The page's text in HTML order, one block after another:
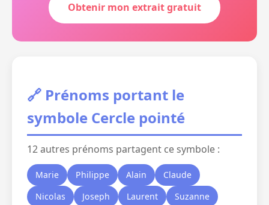
Obtenir mon extrait gratuit
🔗 Prénoms portant le
symbole Cercle pointé
12 autres prénoms partagent ce symbole :
Marie Philippe Alain
Claude
Nicolas
Joseph Laurent
Suzanne